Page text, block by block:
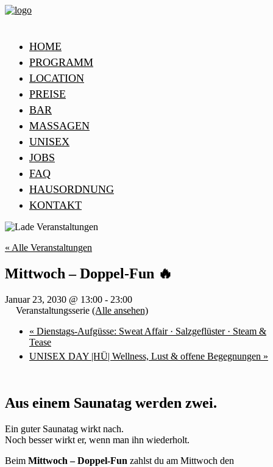
HOME
PROGRAMM
LOCATION
PREISE
BAR
MASSAGEN
UNISEX
JOBS
FAQ
HAUSORDNUNG
KONTAKT
« Alle Veranstaltungen
Mittwoch – Doppel-Fun 🔥
Januar 23, 2030 @ 13:00 - 23:00
Veranstaltungsserie (Alle ansehen)
« Dienstags-Aufgüsse: Sweat Affair · Salzgeflüster · Steam &
Tease
UNISEX DAY |HÜ| Wellness, Lust & offene Begegnungen »
Aus einem Saunatag werden zwei.
Ein guter Saunatag wirkt nach.
Noch besser wirkt er, wenn man ihn wiederholt.
Beim Mittwoch – Doppel-Fun zahlst du am Mittwoch den